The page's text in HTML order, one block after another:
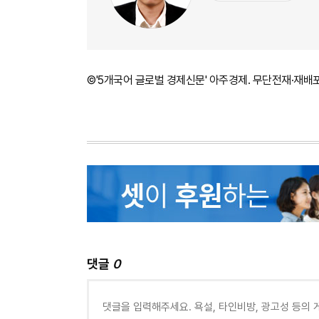
©'5개국어 글로벌 경제신문' 아주경제. 무단전재·재배
댓글 0